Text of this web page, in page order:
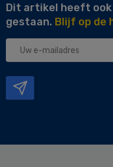
Dit artikel heeft
gestaan. Blijf op de
Uw